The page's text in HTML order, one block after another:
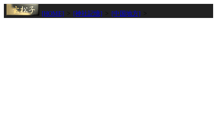
[HOME] [神社記憶] [中国地方]